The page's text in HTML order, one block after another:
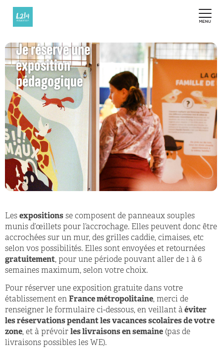
Je réserve une
exposition
pédagogique
Les expositions se composent de panneaux souples
munis d’œillets pour l’accrochage. Elles peuvent donc être
accrochées sur un mur, des grilles caddie, cimaises, etc
selon vos possibilités. Elles sont envoyées et retournées
gratuitement, pour une période pouvant aller de 1 à 6
semaines maximum, selon votre choix.
Pour réserver une exposition gratuite dans votre
établissement en France métropolitaine, merci de
renseigner le formulaire ci-dessous, en veillant à éviter
les réservationspendant les vacances scolaires de votre
zone, et à prévoir les livraisons en semaine (pas de
livraisons possibles les WE).